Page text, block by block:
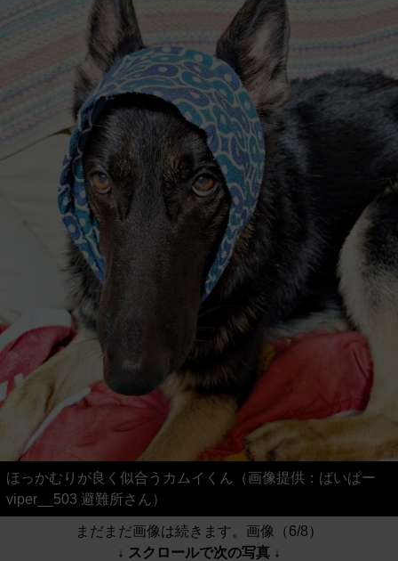
ほっかむりが良く似合うカムイくん（画像提供：ばいぱー
viper__503 避難所さん）
まだまだ画像は続きます。画像（6/8）
↓ スクロールで次の写真 ↓